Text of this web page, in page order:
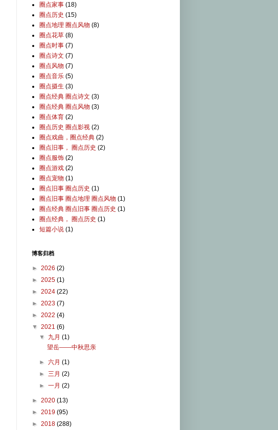
圈点家事 (18)
圈点历史 (15)
圈点地理 圈点风物 (8)
圈点花草 (8)
圈点时事 (7)
圈点诗文 (7)
圈点风物 (7)
圈点音乐 (5)
圈点摄生 (3)
圈点经典 圈点诗文 (3)
圈点经典 圈点风物 (3)
圈点体育 (2)
圈点历史 圈点影视 (2)
圈点戏曲，圈点经典 (2)
圈点旧事， 圈点历史 (2)
圈点服饰 (2)
圈点游戏 (2)
圈点宠物 (1)
圈点旧事 圈点历史 (1)
圈点旧事 圈点地理 圈点风物 (1)
圈点经典 圈点旧事 圈点历史 (1)
圈点经典， 圈点历史 (1)
短篇小说 (1)
博客归档
► 2026 (2)
► 2025 (1)
► 2024 (22)
► 2023 (7)
► 2022 (4)
▼ 2021 (6)
▼ 九月(1)
望岳——中秋思亲
►六月(1)
►三月(2)
►一月(2)
► 2020 (13)
► 2019 (95)
► 2018 (288)